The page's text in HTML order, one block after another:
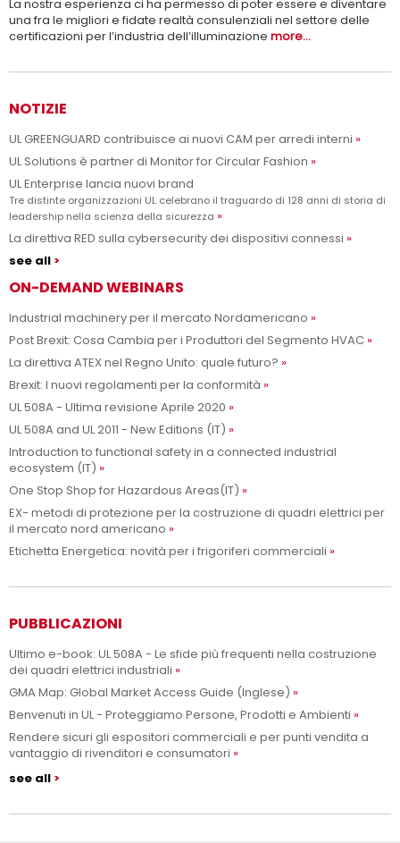
La nostra esperienza ci ha permesso di poter essere e diventare
una fra le migliori e fidate realtà consulenziali nel settore delle
certificazioni per l’industria dell’illuminazione more...
NOTIZIE
UL GREENGUARD contribuisce ai nuovi CAM per arredi interni
UL Solutions è partner di Monitor for Circular Fashion
UL Enterprise lancia nuovi brand
Tre distinte organizzazioni UL celebrano il traguardo di 128 anni di storia di
leadership nella scienza della sicurezza
La direttiva RED sulla cybersecurity dei dispositivi connessi
see all
ON-DEMAND WEBINARS
Industrial machinery per il mercato Nordamericano
Post Brexit: Cosa Cambia per i Produttori del Segmento HVAC
La direttiva ATEX nel Regno Unito: quale futuro?
Brexit: I nuovi regolamenti per la conformità
UL 508A - Ultima revisione Aprile 2020
UL 508A and UL 2011 - New Editions (IT)
Introduction to functional safety in a connected industrial
ecosystem (IT)
One Stop Shop for Hazardous Areas(IT)
EX- metodi di protezione per la costruzione di quadri elettrici per
il mercato nord americano
Etichetta Energetica: novità per i frigoriferi commerciali
PUBBLICAZIONI
Ultimo e-book: UL 508A - Le sfide più frequenti nella costruzione
dei quadri elettrici industriali
GMA Map: Global Market Access Guide (Inglese)
Benvenuti in UL - Proteggiamo Persone, Prodotti e Ambienti
Rendere sicuri gli espositori commerciali e per punti vendita a
vantaggio di rivenditori e consumatori
see all